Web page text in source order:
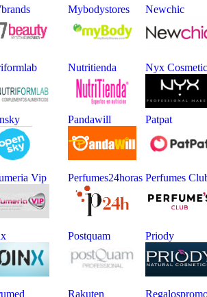
Mybodystores Newchic
Nutritienda Nyx
Pandawill Patpat
Vip Perfumes24horas Perfumes
Postquam Priody
Rakuten